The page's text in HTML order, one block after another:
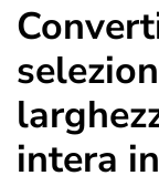
intera